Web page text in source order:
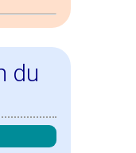
du